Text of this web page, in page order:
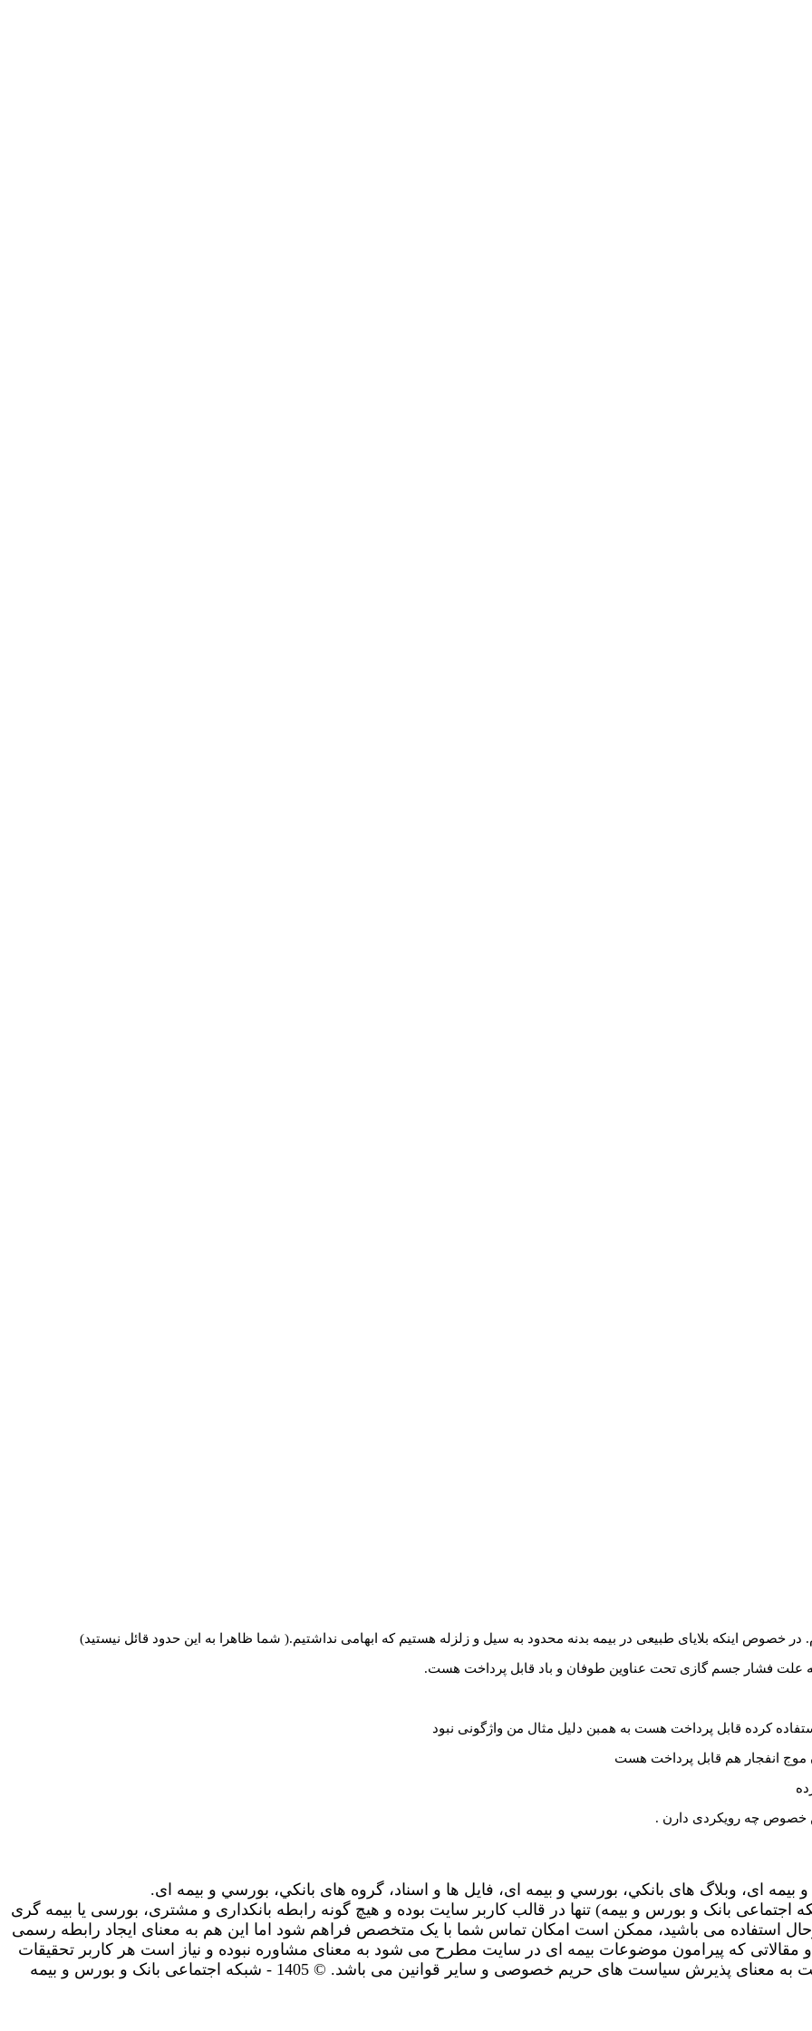
اینکه بلایای طبیعی در بیمه بدنه محدود به سیل و زلزله هستیم که ابهامی نداشتیم.( شما ظاهرا به این حدود قائل نیستید)
علت فشار جسم گازی تحت عناوین طوفان و باد قابل پرداخت هست.
کرده قابل پرداخت هست به همبن دلیل مثال من واژگونی نبود
انفجار هم قابل پرداخت هست
خصوص چه رویکردی دارن .
بیمه ای، وبلاگ های بانکي، بورسي و بیمه ای، فایل ها و اسناد، گروه های بانکي، بورسي و بیمه ای.
بانک و بورس و بیمه) تنها در قالب کاربر سایت بوده و هیچ گونه رابطه بانکداری و مشتری، بورسی یا بیمه گری
استفاده می باشید، ممکن است امکان تماس شما با یک متخصص فراهم شود اما این هم به معنای ایجاد رابطه رسمی
مقالاتی که پیرامون موضوعات بیمه ای در سایت مطرح می شود به معنای مشاوره نبوده و نیاز است هر کاربر تحقیقات
و مشاوره های لازم را شخصا انجام دهد. استفاده شما از سایت به معنای پذیرش سیاست های حریم خصوصی و سایر قوانین می باشد. © 1405 - شبکه اجتماعی بانک و بورس و بیمه